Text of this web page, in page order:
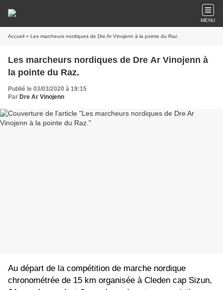
MENU
Accueil » Les marcheurs nordiques de Dre Ar Vinojenn à la pointe du Raz.
Les marcheurs nordiques de Dre Ar Vinojenn à
la pointe du Raz.
Publié le 03/03/2020 à 19:15
Par Dre Ar Vinojenn
Au départ de la compétition de marche nordique
chronométrée de 15 km organisée à Cleden cap Sizun,